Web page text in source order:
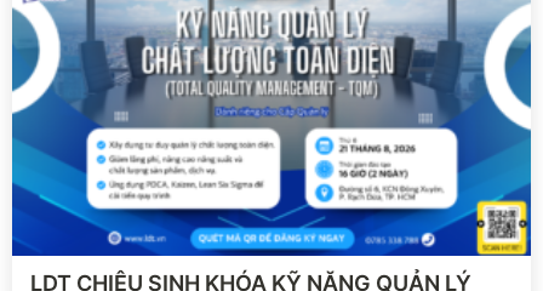
Xem chi tiết
LDT CHIÊU SINH KHÓA KỸ NĂNG QUẢN LÝ